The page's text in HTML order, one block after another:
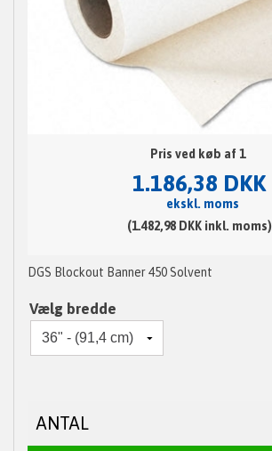
Pris ved køb af 1
1.186,38 DKK
ekskl. moms
(1.482,98 DKK inkl. moms)
DGS Blockout Banner 450 Solvent
Vælg bredde
ANTAL